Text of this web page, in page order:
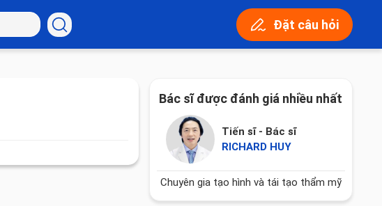
Đặt câu hỏi
Bác sĩ được đánh giá nhiều nhất
Tiến sĩ - Bác sĩ
RICHARD HUY
Chuyên gia tạo hình và tái tạo thẩm mỹ